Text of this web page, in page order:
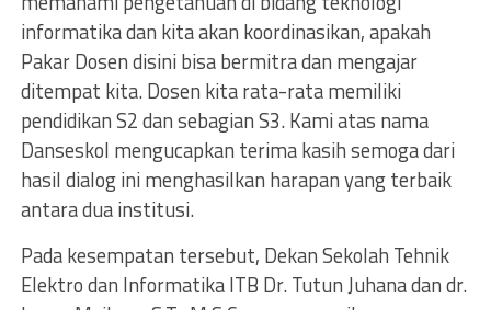
informatika dan kita akan koordinasikan, apakah
Pakar Dosen disini bisa bermitra dan mengajar
ditempat kita. Dosen kita rata-rata memiliki
pendidikan S2 dan sebagian S3. Kami atas nama
Danseskol mengucapkan terima kasih semoga dari
hasil dialog ini menghasilkan harapan yang terbaik
antara dua institusi.
Pada kesempatan tersebut, Dekan Sekolah Tehnik
Elektro dan Informatika ITB Dr. Tutun Juhana dan dr.